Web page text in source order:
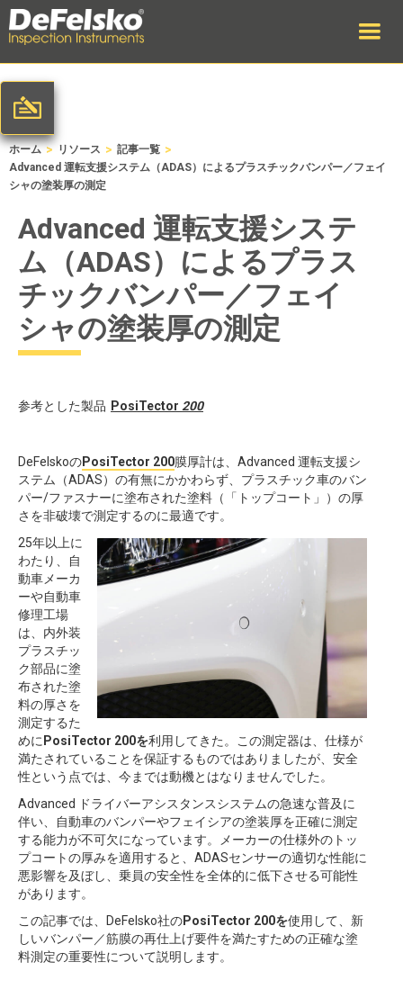
ホーム > リソース > 記事一覧 >
Advanced 運転支援システム（ADAS）によるプラスチックバンパー／フェイ
シャの塗装厚の測定
Advanced 運転支援システ
ム（ADAS）によるプラス
チックバンパー／フェイ
シャの塗装厚の測定
参考とした製品 PosiTector 200
DeFelskoのPosiTector 200膜厚計は、Advanced 運転支援シ
ステム（ADAS）の有無にかかわらず、プラスチック車のバン
パー/ファスナーに塗布された塗料（「トップコート」）の厚
さを非破壊で測定するのに最適です。
25年以上に
わたり、自
動車メーカ
ーや自動車
修理工場
は、内外装
プラスチッ
ク部品に塗
布された塗
料の厚さを
測定するた
めに PosiTector 200を利用してきた。この測定器は、仕様が
満たされていることを保証するものではありましたが、安全
性という点では、今までは動機とはなりませんでした。
Advanced ドライバーアシスタンスシステムの急速な普及に
伴い、自動車のバンパーやフェイシアの塗装厚を正確に測定
する能力が不可欠になっています。メーカーの仕様外のトッ
プコートの厚みを適用すると、ADASセンサーの適切な性能に
悪影響を及ぼし、乗員の安全性を全体的に低下させる可能性
があります。
この記事では、DeFelsko社のPosiTector 200を使用して、新
しいバンパー／筋膜の再仕上げ要件を満たすための正確な塗
料測定の重要性について説明します。